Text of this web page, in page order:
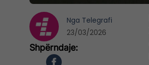
Nga Telegrafi
23/03/2026